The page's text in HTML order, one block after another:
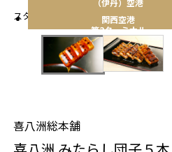
（伊丹）空港
関西空港
第2ターミナル
スタッフおすすめ！
喜八洲総本舗